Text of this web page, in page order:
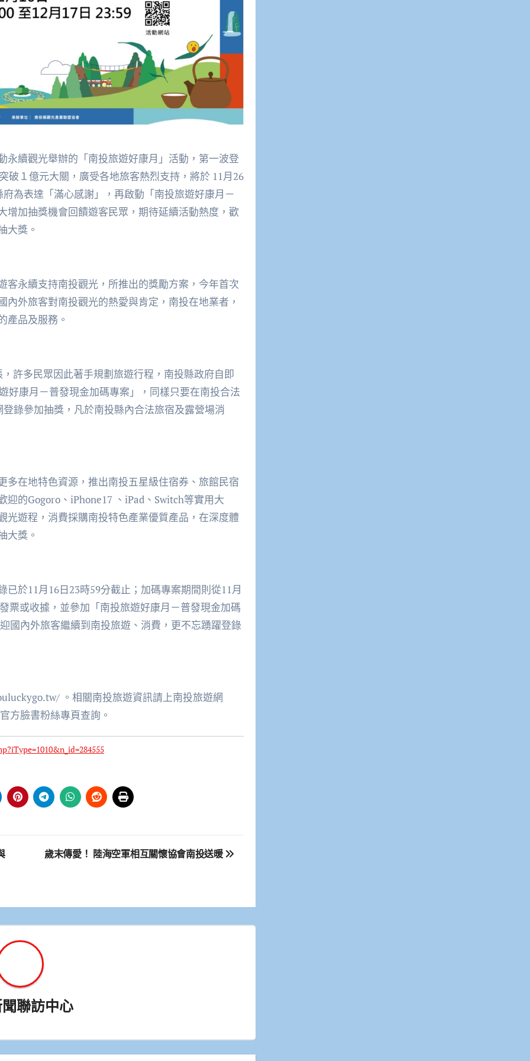
永續觀光舉辦的「南投旅遊好康月」活動，第一波登
破１億元大關，廣受各地旅客熱烈支持，將於 11月26
為表達「滿心感謝」，再啟動「南投旅遊好康月－
增加抽獎機會回饋遊客民眾，期待延續活動熱度，歡
大獎。
客永續支持南投觀光，所推出的獎勵方案，今年首次
外旅客對南投觀光的熱愛與肯定，南投在地業者，
產品及服務。
許多民眾因此著手規劃旅遊行程，南投縣政府自即
好康月－普發現金加碼專案」，同樣只要在南投合法
錄參加抽獎，凡於南投縣內合法旅宿及露營場消
多在地特色資源，推出南投五星級住宿券、旅館民宿
的Gogoro、iPhone17 、iPad、Switch等實用大
光遊程，消費採購南投特色產業優質產品，在深度體
大獎。
於11月16日23時59分截止；加碼專案期間則從11月
票或收據，並參加「南投旅遊好康月－普發現金加碼
國內外旅客繼續到南投旅遊、消費，更不忘踴躍登錄
。相關南投旅遊資訊請上南投旅遊網
方臉書粉絲專頁查詢。
歲末傳愛！ 陸海空軍相互關懷協會南投送暖
聯訪中心